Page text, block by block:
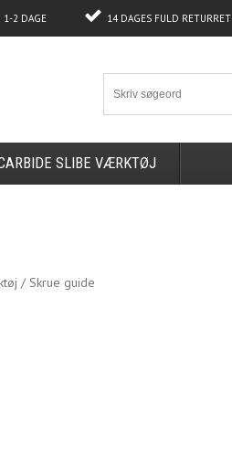
1-2 DAGE 14 DAGES FULD RETURRET
SLIBE VÆRKTØJ
/ Skrue guide